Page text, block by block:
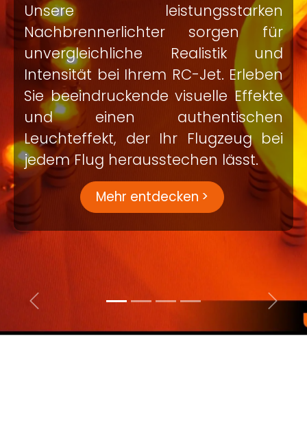
Unsere leistungsstarken
Nachbrennerlichter sorgen für
unvergleichliche Realistik und
Intensität bei Ihrem RC-Jet. Erleben
Sie beeindruckende visuelle Effekte
und einen authentischen
Leuchteffekt, der Ihr Flugzeug bei
jedem Flug herausstechen lässt.
Mehr entdecken >
Zurück Weiter